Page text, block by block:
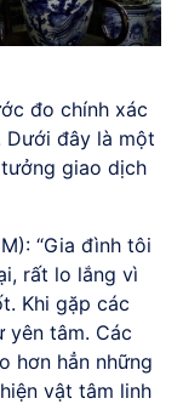
đo chính xác
Dưới đây là một
giao dịch
“Gia đình tôi
rất lo lắng vì
Khi gặp các
yên tâm. Các
hơn hẳn những
vật tâm linh